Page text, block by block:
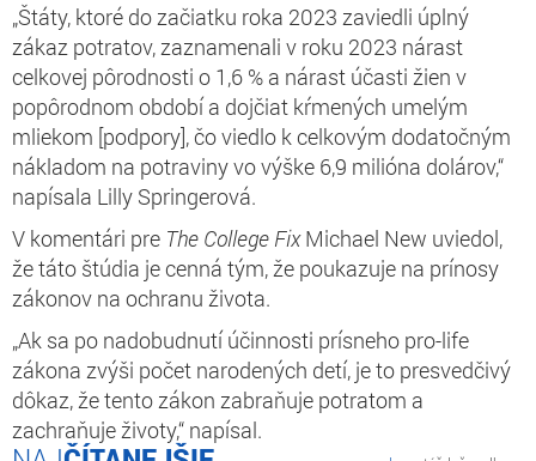
„Štáty, ktoré do začiatku roka 2023 zaviedli úplný
zákaz potratov, zaznamenali v roku 2023 nárast
celkovej pôrodnosti o 1,6 % a nárast účasti žien v
popôrodnom období a dojčiat kŕmených umelým
mliekom [podpory], čo viedlo k celkovým dodatočným
nákladom na potraviny vo výške 6,9 milióna dolárov,“
napísala Lilly Springerová.
V komentári pre The College FixMichael New uviedol,
že táto štúdia je cenná tým, že poukazuje na prínosy
zákonov na ochranu života.
„Ak sa po nadobudnutí účinnosti prísneho pro-life
zákona zvýši počet narodených detí, je to presvedčivý
dôkaz, že tento zákon zabraňuje potratom a
zachraňuje životy,“ napísal.